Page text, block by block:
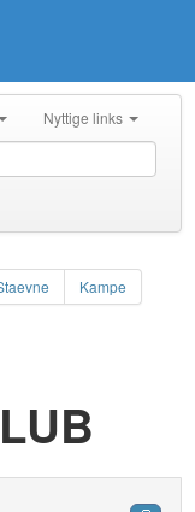
Nyttige links
Kampe